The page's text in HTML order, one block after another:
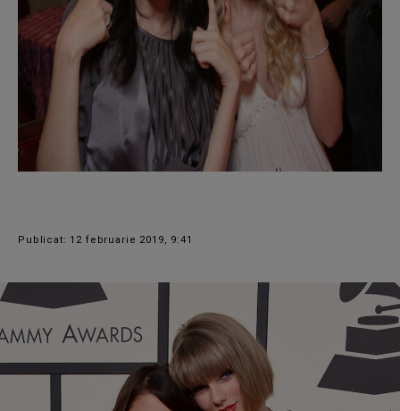
Publicat: 12 februarie 2019, 9:41